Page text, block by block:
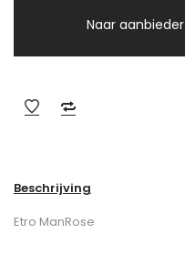
Naar aanbieder
Beschrijving
Etro ManRose